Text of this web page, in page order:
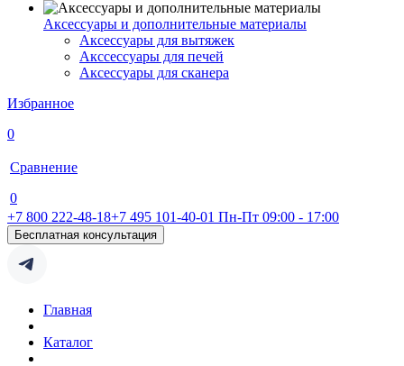
Аксессуары и дополнительные материалы
Аксессуары для вытяжек
Акссессуары для печей
Аксессуары для сканера
Избранное
0
Сравнение
0
+7 800 222-48-18+7 495 101-40-01 Пн-Пт 09:00 - 17:00
Бесплатная консультация
Главная
Каталог